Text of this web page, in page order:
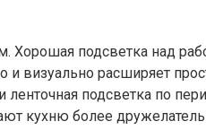
Хорошая подсветка над
и визуально расширяет
подсветка по
кухню более